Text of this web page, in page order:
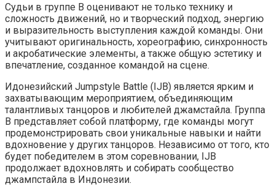
Судьи в группе B оценивают не только технику и
сложность движений, но и творческий подход, энергию
и выразительность выступления каждой команды. Они
учитывают оригинальность, хореографию, синхронность
и акробатические элементы, а также общую эстетику и
впечатление, созданное командой на сцене.
Идонезийский Jumpstyle Battle (IJB) является ярким и
захватывающим мероприятием, объединяющим
талантливых танцоров и любителей джамстайла. Группа
B представляет собой платформу, где команды могут
продемонстрировать свои уникальные навыки и найти
вдохновение у других танцоров. Независимо от того, кто
будет победителем в этом соревновании, IJB
продолжает вдохновлять и собирать сообщество
джампстайла в Индонезии.